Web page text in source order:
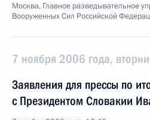
Москва, Главное разведывательное
Вооруженных Сил Российской
7 ноября 2006 года,
Заявления для прессы по
с Президентом Словакии